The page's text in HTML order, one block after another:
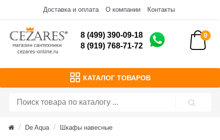
Доставка и оплата О компании Контакты
8 (499) 390-09-18
8 (919) 768-71-72
0
КАТАЛОГ ТОВАРОВ
De Aqua Шкафы навесные